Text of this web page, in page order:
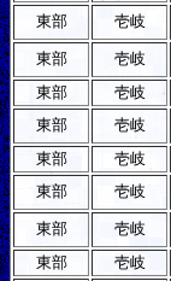
東部
壱岐
東部 壱岐
東部
壱岐
東部
壱岐
東部
壱岐
東部
壱岐
東部 壱岐
東部
壱岐